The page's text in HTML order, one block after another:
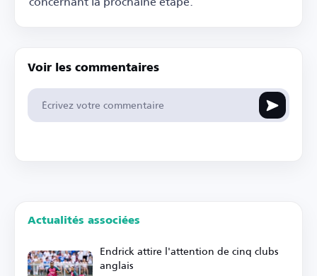
Voir les commentaires
Actualités associées
Endrick attire l'attention de cinq clubs
anglais